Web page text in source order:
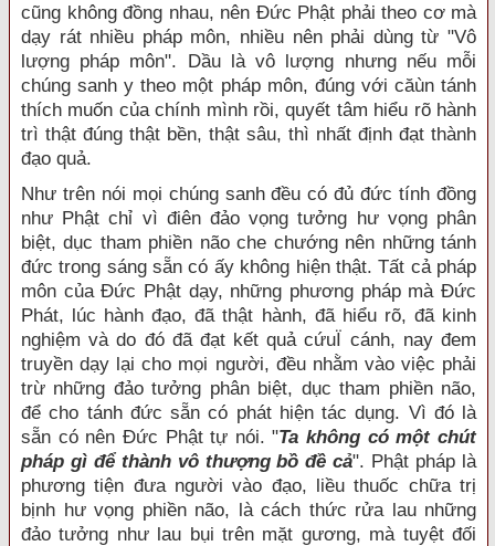
cũng không đồng nhau, nên Đức Phật phải theo cơ mà
dạy rát nhiều pháp môn, nhiều nên phải dùng từ "Vô
lượng pháp môn". Dầu là vô lượng nhưng nếu mỗi
chúng sanh y theo một pháp môn, đúng với căùn tánh
thích muốn của chính mình rồi, quyết tâm hiểu rõ hành
trì thật đúng thật bền, thật sâu, thì nhất định đạt thành
đạo quả.
Như trên nói mọi chúng sanh đều có đủ đức tính đồng
như Phật chỉ vì điên đảo vọng tưởng hư vọng phân
biệt, dục tham phiền não che chướng nên những tánh
đức trong sáng sẵn có ấy không hiện thật. Tất cả pháp
môn của Đức Phật dạy, những phương pháp mà Đức
Phát, lúc hành đạo, đã thật hành, đã hiểu rõ, đã kinh
nghiệm và do đó đã đạt kết quả cứuÏ cánh, nay đem
truyền dạy lại cho mọi người, đều nhằm vào việc phải
trừ những đảo tưởng phân biệt, dục tham phiền não,
để cho tánh đức sẵn có phát hiện tác dụng. Vì đó là
sẵn có nên Đức Phật tự nói. "Ta không có một chút
pháp gì để thành vô thượng bồ đề cả". Phật pháp là
phương tiện đưa người vào đạo, liều thuốc chữa trị
bịnh hư vọng phiền não, là cách thức rửa lau những
đảo tưởng như lau bụi trên mặt gương, mà tuyệt đối